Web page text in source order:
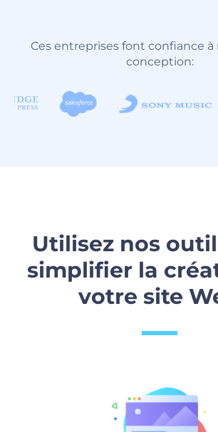
Ces entreprises font confiance à
conception:
Utilisez nos
simplifier la
votre site